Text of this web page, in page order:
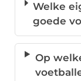
Welke
goede
Op